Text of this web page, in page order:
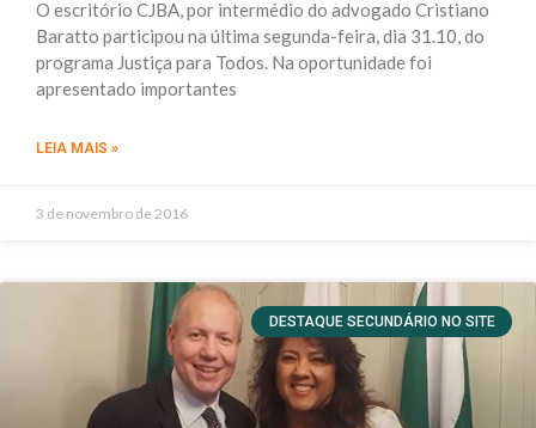
O escritório CJBA, por intermédio do advogado Cristiano
Baratto participou na última segunda-feira, dia 31.10, do
programa Justiça para Todos. Na oportunidade foi
apresentado importantes
LEIA MAIS »
3 de novembro de 2016
DESTAQUE SECUNDÁRIO NO SITE